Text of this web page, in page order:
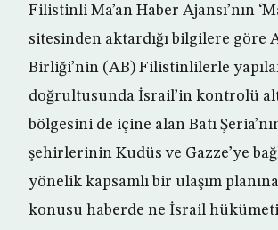
Filistinli Ma’an Haber Ajansı’nın
sitesinden aktardığı bilgilere göre
Birliği’nin (AB) Filistinlilerle
doğrultusunda İsrail’in kontrolü
bölgesini de içine alan Batı
şehirlerinin Kudüs ve Gazze’ye
yönelik kapsamlı bir ulaşım
konusu haberde ne İsrail